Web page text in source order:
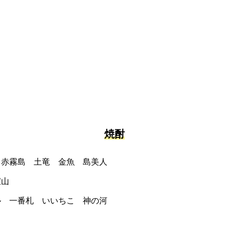
焼酎
霧島 土竜 金魚 島美人
一番札 いいちこ 神の河